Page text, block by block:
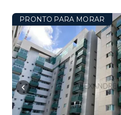
PRONTO PARA MORAR